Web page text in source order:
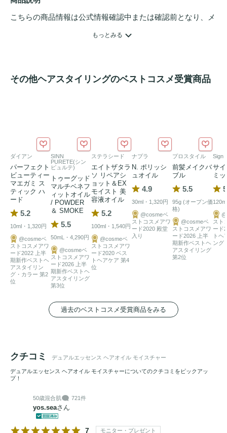
こちらの商品情報は公式情報確認中または確認前となり、メ
もっとみる
その他ヘアスタイリングのベストコスメ受賞商品
ダイアン
パーフェクト
ビューティー
マエガミ ス
ティック ハ
ード
5.2
10ml・1,320円
@cosmeベ
ストコスメアワ
ード2022 上半
期新作ベストヘ
アスタイリン
グ・カラー 第2
位
SINN
PURETE(シン
ピュルテ)
トゥーグッド
マルチベネフ
ィットオイル
/ POWDER
＆ SMOKE
5.5
50mL・4,290円
@cosmeベ
ストコスメアワ
ード2026 上半
期新作ベストヘ
アスタイリング
第3位
ステラシード
エイトザタラ
ソ リペアシ
ョット＆EX
モイスト 美
容液オイル
5.2
100ml・1,540円
@cosmeベ
ストコスメアワ
ード2020 ベス
トヘアケア 第4
位
ナプラ
N. ポリッシ
ュオイル
4.9
30ml・1,320円
@cosmeベ
ストコスメアワ
ード2020 殿堂
入り
プロスタイル
前髪メイクバ
ブル
5.5
95g (オープン価
格)
@cosmeベ
ストコスメアワ
ード2026 上半
期新作ベストヘ
アスタイリング
第2位
Sign
サ
ミ
スト
ード
トヘ
ング
過去のベストコスメ受賞商品をみる
クチコミ デュアルエッセンス ヘアオイル モイスチャー
デュアルエッセンス ヘアオイル モイスチャーについてのクチコミをピックアッ
プ！
50歳混合肌 721件
yos.seaさん
7 モニター・プレゼント